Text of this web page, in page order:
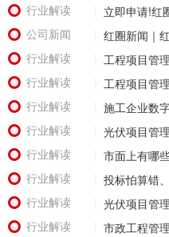
行业解读
公司新闻
行业解读
行业解读
行业解读
行业解读
行业解读
行业解读
行业解读
行业解读